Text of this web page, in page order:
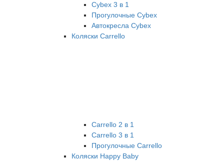
Cybex 3 в 1
Прогулочные Cybex
Автокресла Cybex
Коляски Carrello
Carrello 2 в 1
Carrello 3 в 1
Прогулочные Carrello
Коляски Happy Baby